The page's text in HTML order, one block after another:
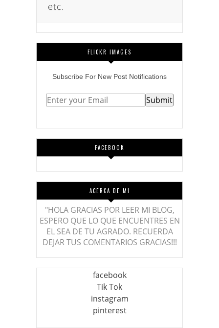
etc.
FLICKR IMAGES
Subscribe For New Post Notifications
FACEBOOK
ACERCA DE MI
"HOLA GRACIAS POR LEER MI BLOG,
ESPERO QUE LO QUE ENCUENTRES EN
EL SEA DE TU AGRADO. RECUERDA
DEJAR TUS COMENTARIOS GRACIAS!!!
facebook
Tik Tok
instagram
pinterest